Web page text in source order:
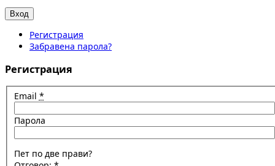
Регистрация
Забравена парола?
Регистрация
Email *
Парола
Пет по две прави?